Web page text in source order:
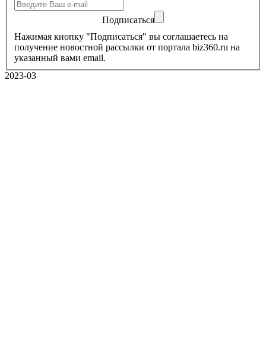
Подписаться
Нажимая кнопку "Подписаться" вы соглашаетесь на
получение новостной рассылки от портала biz360.ru на
указанный вами email.
2023-03